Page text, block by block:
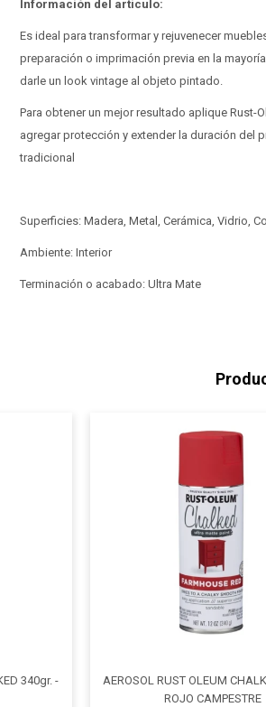
Información del articulo:
Es ideal para transformar y rejuvenecer
preparación o imprimación previa en la
darle un look vintage al objeto pintado.
Para obtener un mejor resultado aplique Rust-
agregar protección y extender la duración del
tradicional
Superficies: Madera, Metal, Cerámica, Vidrio,
Ambiente: Interior
Terminación o acabado: Ultra Mate
340gr. -
AEROSOL RUST OLEUM
ROJO CAMPESTRE